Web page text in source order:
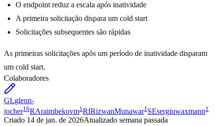
O endpoint reduz a escala após inatividade
A primeira solicitação dispara um cold start
Solicitações subsequentes são rápidas
As primeiras solicitações após um período de inatividade disparam
um cold start.
Colaboradores
GLglenn-
jocher16RAraimbekovm1RIRizwanMunawar1SEsergiuwaxmann1
Criado 14 de jan. de 2026Atualizado semana passada